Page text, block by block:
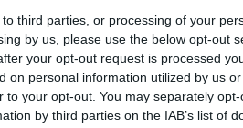
third parties, or processing of your
by us, please use the below opt-out
your opt-out request is processed
on personal information utilized by us
your opt-out. You may separately
by third parties on the IAB’s list of
Georgia, Muntenegru, San
nereguli identificate în